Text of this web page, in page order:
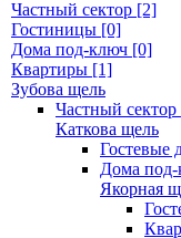
Частный сектор [2]
Гостиницы [0]
Дома под-ключ [0]
Квартиры [1]
Зубова щель
Частный
Каткова щель
Гостевые
Дома
Якорная